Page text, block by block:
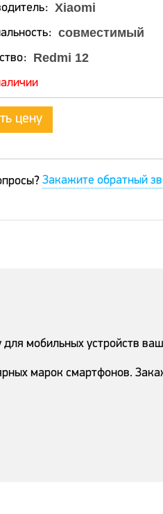
Xiaomi
совместимый
Redmi 12
цену
Закажите обратный
мобильных устройств
марок смартфонов.